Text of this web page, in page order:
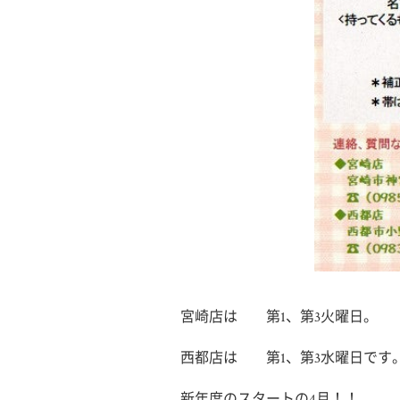
宮崎店は 第1、第3火曜日。
西都店は 第1、第3水曜日です